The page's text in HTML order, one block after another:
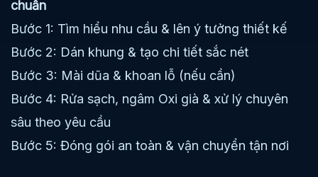
chuẩn
Bước 1: Tìm hiểu nhu cầu & lên ý tưởng thiết kế
Bước 2: Dán khung & tạo chi tiết sắc nét
Bước 3: Mài dũa & khoan lỗ (nếu cần)
Bước 4: Rửa sạch, ngâm Oxi già & xử lý chuyên
sâu theo yêu cầu
Bước 5: Đóng gói an toàn & vận chuyển tận nơi